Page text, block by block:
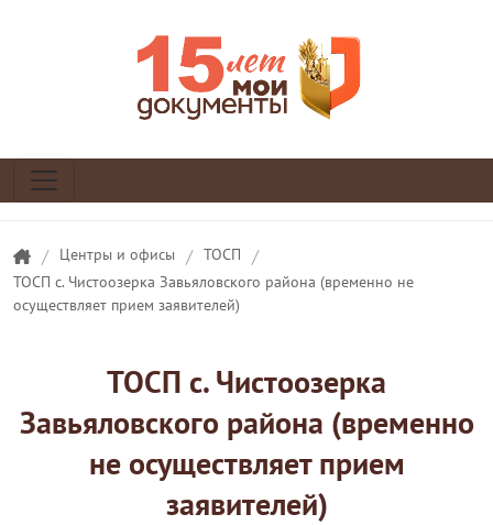
/ Центры и офисы / ТОСП /
ТОСП с. Чистоозерка Завьяловского района (временно не
осуществляет прием заявителей)
ТОСП с. Чистоозерка
Завьяловского района (временно
не осуществляет прием
заявителей)